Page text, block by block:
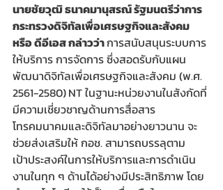
นายชัยวุฒิ ธนาคมานุสรณ์ รัฐมนตรีว่าการ
กระทรวงดิจิทัลเพื่อเศรษฐกิจและสังคม
หรือ ดีอีเอส กล่าวว่า การสนับสนุนระบบการ
ให้บริการ การจัดการ ซึ่งสอดรับกับแผน
พัฒนาดิจิทัลเพื่อเศรษฐกิจและสังคม (พ.ศ.
2561-2580)NT ในฐานะหน่วยงานในสังกัดที่
มีความเชี่ยวชาญด้านการสื่อสาร
โทรคมนาคมและดิจิทัลมาอย่างยาวนาน จะ
ช่วยส่งเสริมให้ กอช. สามารถบรรลุตาม
เป้าประสงค์ในการให้บริการและการดำเนิน
งานในทุก ๆ ด้านได้อย่างมีประสิทธิภาพ โดย